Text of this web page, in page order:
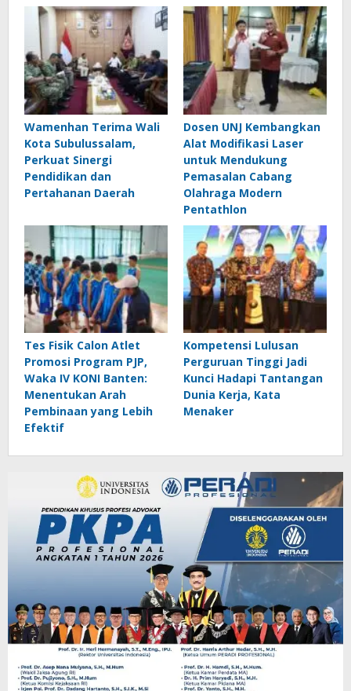
Wamenhan Terima Wali
Kota Subulussalam,
Perkuat Sinergi
Pendidikan dan
Pertahanan Daerah
Dosen UNJ Kembangkan
Alat Modifikasi Laser
untuk Mendukung
Pemasalan Cabang
Olahraga Modern
Pentathlon
Tes Fisik Calon Atlet
Promosi Program PJP,
Waka IV KONI Banten:
Menentukan Arah
Pembinaan yang Lebih
Efektif
Kompetensi Lulusan
Perguruan Tinggi Jadi
Kunci Hadapi Tantangan
Dunia Kerja, Kata
Menaker